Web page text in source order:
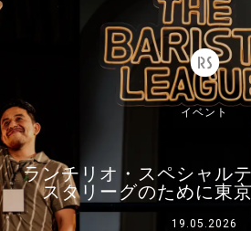
イベント
ランチリオ・スペシャル
スタリーグのために東
19.05.2026
情報
ニュ
ース
ダウ
ロー
Our brands